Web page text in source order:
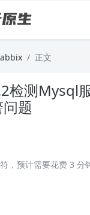
正文
检测Mysql
题
，预计需要花费 3 分